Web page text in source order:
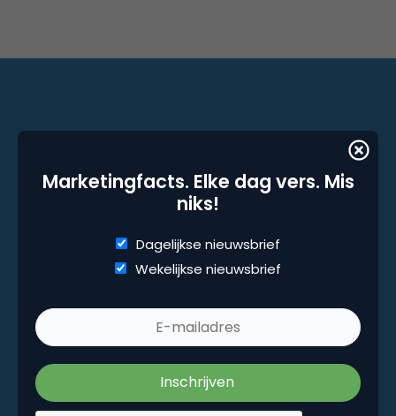
Marketingfacts. Elke dag vers. Mis
niks!
Dagelijkse nieuwsbrief
Wekelijkse nieuwsbrief
Marketingfacts. Elke dag vers. Mis niks!
Dagelijkse nieuwsbrief
Wekelijkse nieuwsbrief